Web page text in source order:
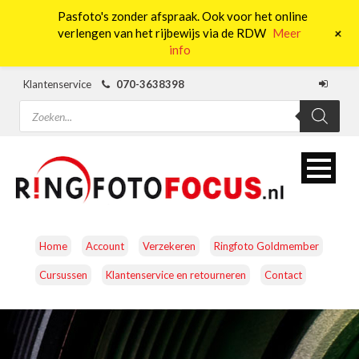
Klantenservice
070-3638398
Producten
zoeken
Home Account Verzekeren Ringfoto Goldmember
Cursussen Klantenservice en retourneren Contact
CAMERA’S OBJECTIEVEN ACCESSOIRES
Pasfoto's zonder afspraak. Ook voor het online
verlengen van het rijbewijs via de RDW Meer
info
+